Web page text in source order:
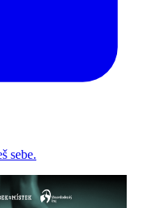
sebe.